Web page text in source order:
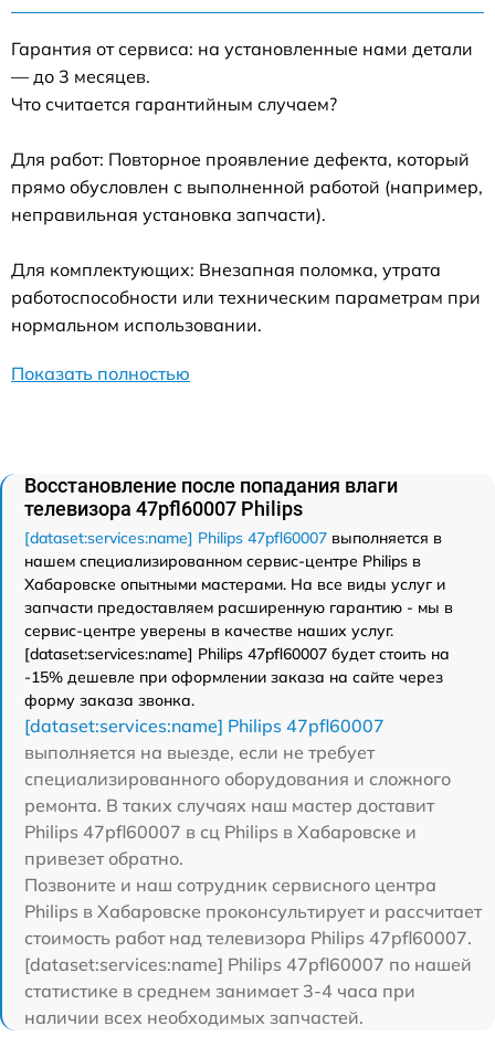
Гарантия от сервиса: на установленные нами детали
— до 3 месяцев.
Что считается гарантийным случаем?
Для работ: Повторное проявление дефекта, который
прямо обусловлен с выполненной работой (например,
неправильная установка запчасти).
Для комплектующих: Внезапная поломка, утрата
работоспособности или техническим параметрам при
нормальном использовании.
Показать полностью
Восстановление после попадания влаги
телевизора 47pfl60007 Philips
[dataset:services:name] Philips 47pfl60007 выполняется в
нашем специализированном сервис-центре Philips в
Хабаровске опытными мастерами. На все виды услуг и
запчасти предоставляем расширенную гарантию - мы в
сервис-центре уверены в качестве наших услуг.
[dataset:services:name] Philips 47pfl60007 будет стоить на
-15% дешевле при оформлении заказа на сайте через
форму заказа звонка.
[dataset:services:name] Philips 47pfl60007
выполняется на выезде, если не требует
специализированного оборудования и сложного
ремонта. В таких случаях наш мастер доставит
Philips 47pfl60007 в сц Philips в Хабаровске и
привезет обратно.
Позвоните и наш сотрудник сервисного центра
Philips в Хабаровске проконсультирует и рассчитает
стоимость работ над телевизора Philips 47pfl60007.
[dataset:services:name] Philips 47pfl60007 по нашей
статистике в среднем занимает 3-4 часа при
наличии всех необходимых запчастей.